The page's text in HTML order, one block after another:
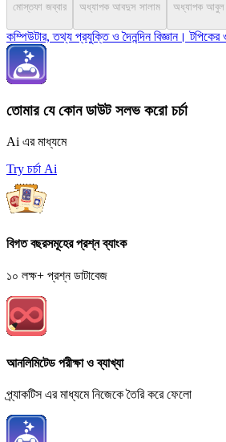
মোস্তফা জব্বার অধ্যাপক আবদুস সালাম অধ্যাপক আবুল
কম্পিউটার, তথ্য প্রযুক্তি ও দৈনন্দিন বিজ্ঞান। টপিকের
তোমার যে কোন ডাউট সলভ করো চর্চা
Ai এর মাধ্যমে
Try চর্চা Ai
বিগত বছরসমূহের প্রশ্ন ব্যাংক
১০ লক্ষ+ প্রশ্ন ডাটাবেজ
আনলিমিটেড পরীক্ষা ও ব্যাখ্যা
প্র্যাকটিস এর মাধ্যমে নিজেকে তৈরি করে ফেলো